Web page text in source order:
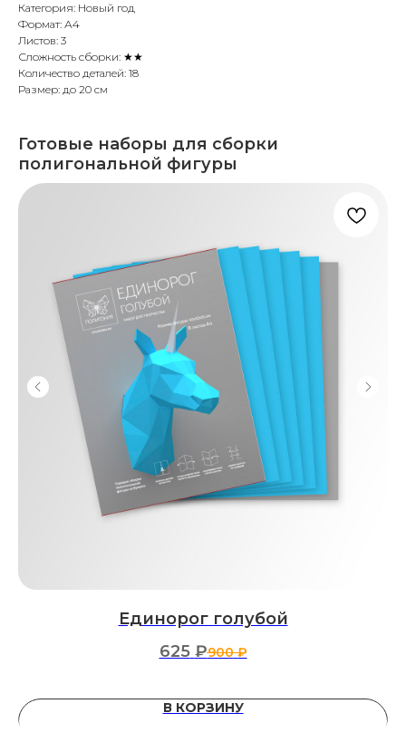
Категория: Новый год
Формат: А4
Листов: 3
Сложность сборки: ★★
Количество деталей: 18
Размер: до 20 см
Готовые наборы для сборки
полигональной фигуры
Единорог голубой
625 ₽900 ₽
В КОРЗИНУ